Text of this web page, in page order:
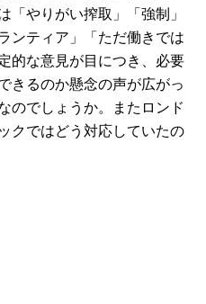
「やりがい搾取」「強制」
ンティア」「ただ働きでは
的な意見が目につき、必要
きるのか懸念の声が広がっ
のでしょうか。またロンド
クではどう対応していたの